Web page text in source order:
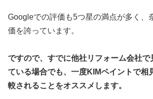
Googleでの評価も5つ星の満点が多く、
価を誇っています。
ですので、すでに他社リフォーム会社で
ている場合でも、一度KIMペイントで相
較されることをオススメします。